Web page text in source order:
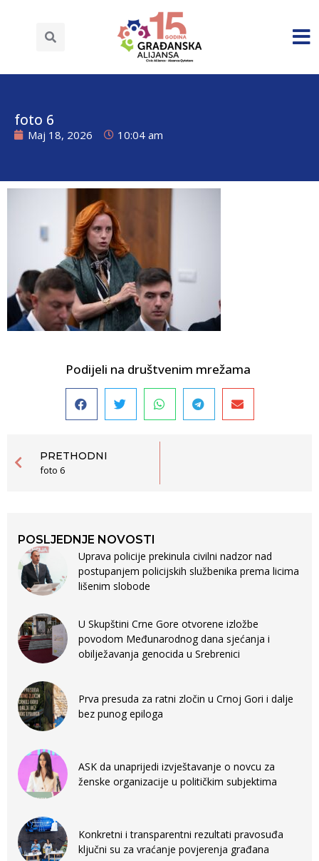
foto 6
Maj 18, 2026 10:04 am
Podijeli na društvenim mrežama
PRETHODNI
foto 6
POSLJEDNJE NOVOSTI
Uprava policije prekinula civilni nadzor nad
postupanjem policijskih službenika prema licima
lišenim slobode
U Skupštini Crne Gore otvorene izložbe
povodom Međunarodnog dana sjećanja i
obilježavanja genocida u Srebrenici
Prva presuda za ratni zločin u Crnoj Gori i dalje
bez punog epiloga
ASK da unaprijedi izvještavanje o novcu za
ženske organizacije u političkim subjektima
Konkretni i transparentni rezultati pravosuđa
ključni su za vraćanje povjerenja građana